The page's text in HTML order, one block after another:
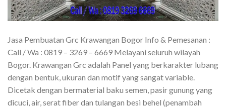
Jasa Pembuatan Grc Krawangan Bogor Info & Pemesanan :
Call / Wa : 0819 – 3269 – 6669 Melayani seluruh wilayah
Bogor. Krawangan Grc adalah Panel yang berkarakter lubang
dengan bentuk, ukuran dan motif yang sangat variable.
Dicetak dengan bermaterial baku semen, pasir gunung yang
dicuci, air, serat fiber dan tulangan besi behel (penambah